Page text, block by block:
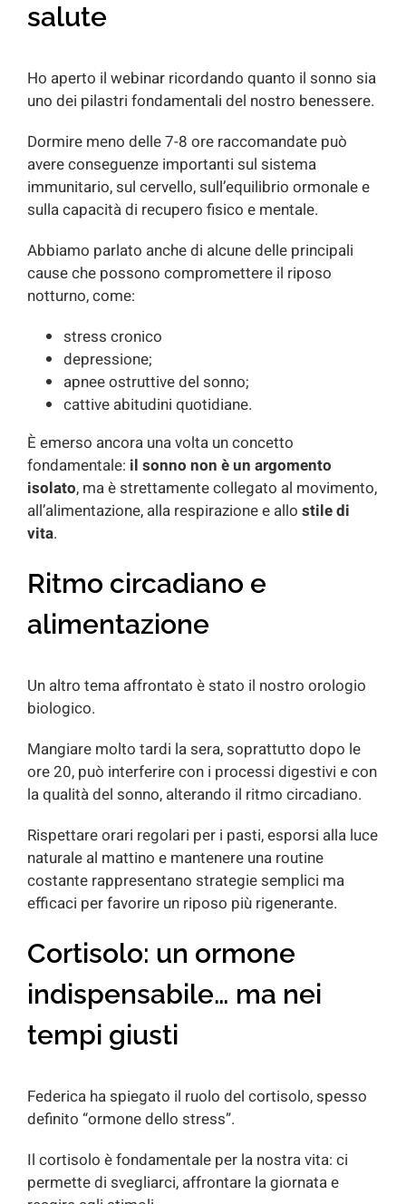
salute
Ho aperto il webinar ricordando quanto il sonno sia
uno dei pilastri fondamentali del nostro benessere.
Dormire meno delle 7-8 ore raccomandate può
avere conseguenze importanti sul sistema
immunitario, sul cervello, sull’equilibrio ormonale e
sulla capacità di recupero fisico e mentale.
Abbiamo parlato anche di alcune delle principali
cause che possono compromettere il riposo
notturno, come:
stress cronico
depressione;
apnee ostruttive del sonno;
cattive abitudini quotidiane.
È emerso ancora una volta un concetto
fondamentale: il sonno non è un argomento
isolato, ma è strettamente collegato al movimento,
all’alimentazione, alla respirazione e allo stile di
vita.
Ritmo circadiano e
alimentazione
Un altro tema affrontato è stato il nostro orologio
biologico.
Mangiare molto tardi la sera, soprattutto dopo le
ore 20, può interferire con i processi digestivi e con
la qualità del sonno, alterando il ritmo circadiano.
Rispettare orari regolari per i pasti, esporsi alla luce
naturale al mattino e mantenere una routine
costante rappresentano strategie semplici ma
efficaci per favorire un riposo più rigenerante.
Cortisolo: un ormone
indispensabile… ma nei
tempi giusti
Federica ha spiegato il ruolo del cortisolo, spesso
definito “ormone dello stress”.
Il cortisolo è fondamentale per la nostra vita: ci
permette di svegliarci, affrontare la giornata e